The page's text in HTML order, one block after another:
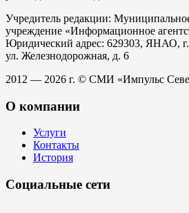
Учредитель редакции:
учреждение «Информационное
Юридический адрес: 629303, ЯНАО,
ул. Железнодорожная, д. 6
2012 — 2026 г. © СМИ «Импульс
О компании
Услуги
Контакты
История
Социальные сети